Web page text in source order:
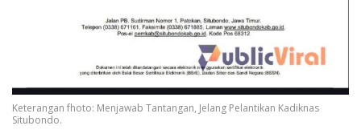
Keterangan fhoto: Menjawab Tantangan, Jelang Pelantikan Kadiknas
Situbondo.